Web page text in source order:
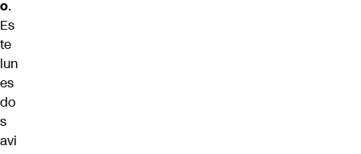
o.
Es
te
lun
es
do
s
avi